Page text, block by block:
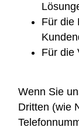
Für die
Für die
Wenn Sie
Dritten (wie